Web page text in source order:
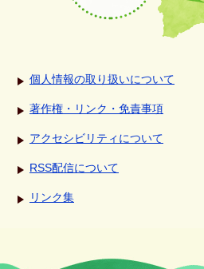
個人情報の取り扱いについて
著作権・リンク・免責事項
アクセシビリティについて
RSS配信について
リンク集